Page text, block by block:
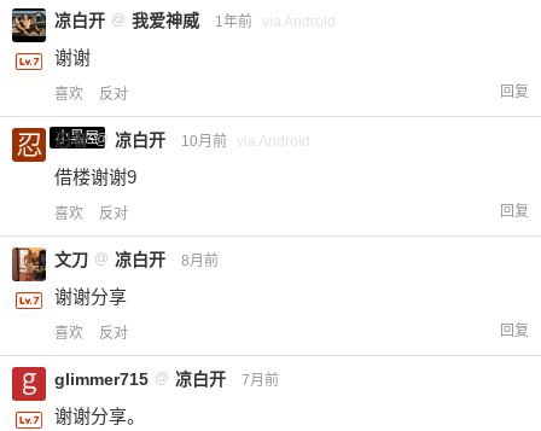
凉白开 @ 我爱神威 1年前 via Android
谢谢
喜欢 反对 回复
小黑屋
忍者 @ 凉白开 10月前 via Android
借楼谢谢9
喜欢 反对 回复
文刀 @ 凉白开 8月前
谢谢分享
喜欢 反对 回复
glimmer715 @ 凉白开 7月前
谢谢分享。